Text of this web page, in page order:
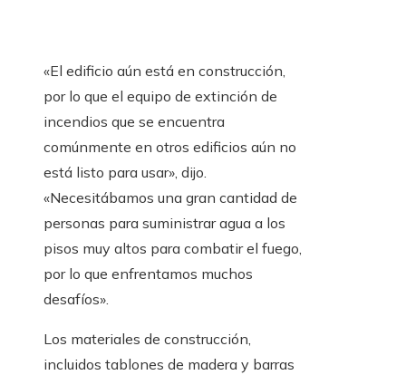
«El edificio aún está en construcción,
por lo que el equipo de extinción de
incendios que se encuentra
comúnmente en otros edificios aún no
está listo para usar», dijo.
«Necesitábamos una gran cantidad de
personas para suministrar agua a los
pisos muy altos para combatir el fuego,
por lo que enfrentamos muchos
desafíos».
Los materiales de construcción,
incluidos tablones de madera y barras